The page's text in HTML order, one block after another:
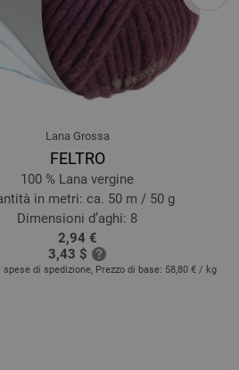
Lana Grossa
FELTRO
100 % Lana vergine
in metri: ca. 50 m / 50 g
Dimensioni d’aghi: 8
2,94 €
3,43 $
spese di spedizione, Prezzo di base: 58,80 € / kg